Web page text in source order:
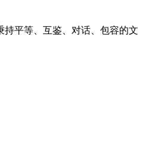
平等、互鉴、对话、包容的文